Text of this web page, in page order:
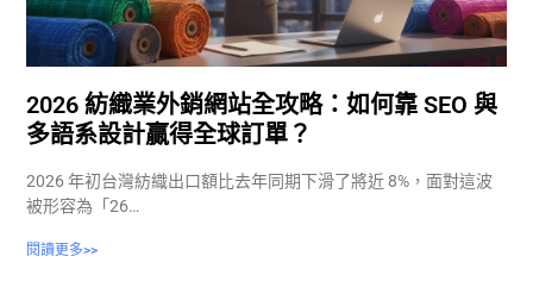
2026 紡織業外銷網站全攻略：如何靠 SEO 與
多語系設計贏得全球訂單？
2026 年初台灣紡織出口額比去年同期下滑了將近 8%，面對這波
被形容為「26…
閱讀更多>>